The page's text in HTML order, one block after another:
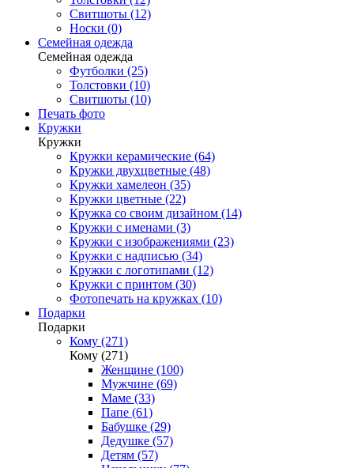
Свитшоты (12)
Носки (0)
Семейная одежда
Семейная одежда
Футболки (25)
Толстовки (10)
Свитшоты (10)
Печать фото
Кружки
Кружки
Кружки керамические (64)
Кружки двухцветные (48)
Кружки хамелеон (35)
Кружки цветные (22)
Кружка со своим дизайном (14)
Кружки с именами (3)
Кружки с изображениями (23)
Кружки с надписью (34)
Кружки с логотипами (12)
Кружки с принтом (30)
Фотопечать на кружках (10)
Подарки
Подарки
Кому (271)
Кому (271)
Женщине (100)
Мужчине (69)
Маме (33)
Папе (61)
Бабушке (29)
Дедушке (57)
Детям (57)